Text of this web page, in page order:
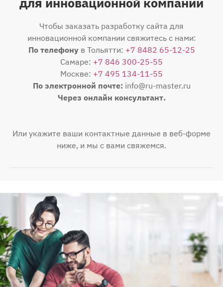
Чтобы заказать разработку сайта для
инновационной компании свяжитесь с нами:
По телефонув Тольятти: +7 8482 65-12-25
Самаре: +7 846 300-25-55
Москве: +7 495 134-11-55
По электронной почте: info@ru-master.ru
Через онлайн консультант.
Или укажите ваши контактные данные в веб-форме
ниже, и мы с вами свяжемся.